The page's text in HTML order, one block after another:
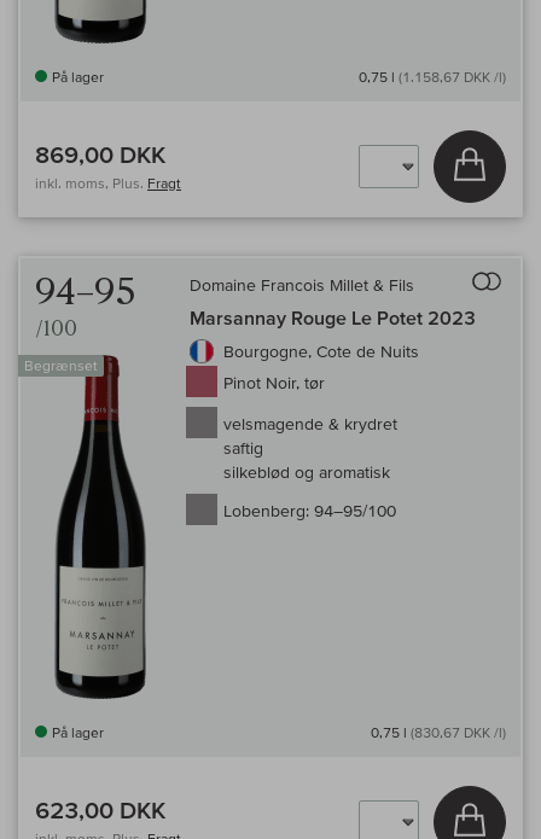
På lager 0,75 l (1.158,67 DKK /l)
869,00 DKK
inkl. moms, Plus. Fragt
Læg i
94–95
/100
Begrænset
Domaine Francois Millet & Fils
Marsannay Rouge Le Potet 2023
Bourgogne, Cote de Nuits
Pinot Noir, tør
velsmagende & krydret
saftig
silkeblød og aromatisk
Lobenberg: 94–95/100
På lager 0,75 l (830,67 DKK /l)
623,00 DKK Læg i